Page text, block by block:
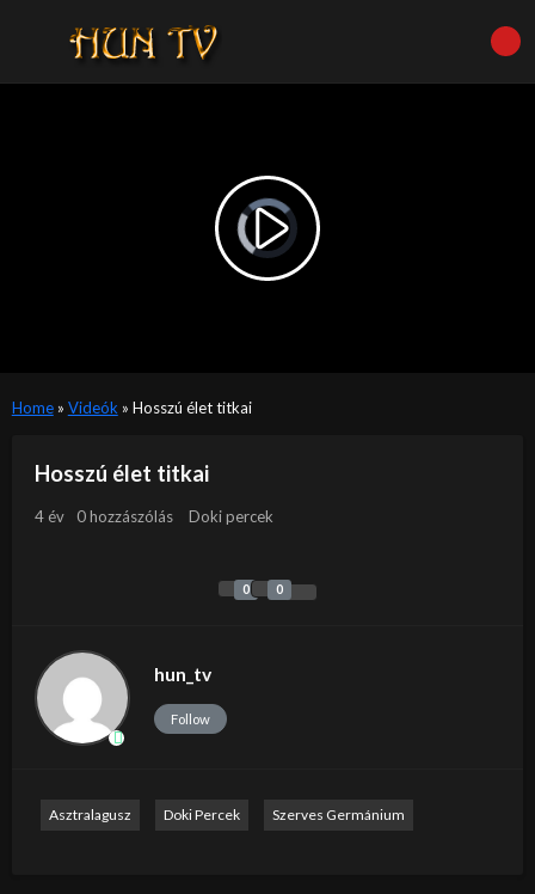
Video
Player
is
loading.Play
Home» Videók » Hosszú élet titkai
Hosszú élet titkai
4 év 0 hozzászólás Doki percek
0 0
hun_tv
Follow
Asztralagusz Doki Percek Szerves Germánium